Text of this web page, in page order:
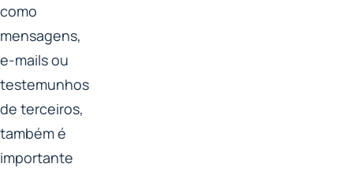
como
mensagens,
e-mails ou
testemunhos
de terceiros,
também é
importante